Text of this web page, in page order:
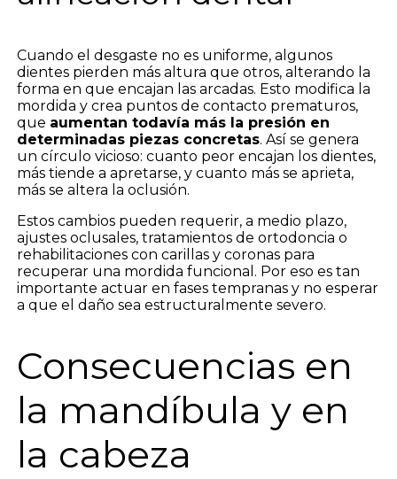
Cuando el desgaste no es uniforme, algunos
dientes pierden más altura que otros, alterando la
forma en que encajan las arcadas. Esto modifica la
mordida y crea puntos de contacto prematuros,
que aumentan todavía más la presión en
determinadas piezas concretas. Así se genera
un círculo vicioso: cuanto peor encajan los dientes,
más tiende a apretarse, y cuanto más se aprieta,
más se altera la oclusión.
Estos cambios pueden requerir, a medio plazo,
ajustes oclusales, tratamientos de ortodoncia o
rehabilitaciones con carillas y coronas para
recuperar una mordida funcional. Por eso es tan
importante actuar en fases tempranas y no esperar
a que el daño sea estructuralmente severo.
Consecuencias en
la mandíbula y en
la cabeza